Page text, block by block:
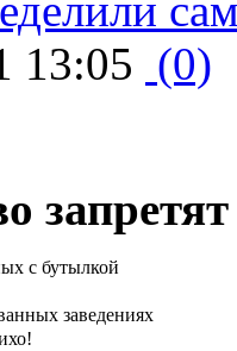
13:05 (0)
с бутылкой
заведениях